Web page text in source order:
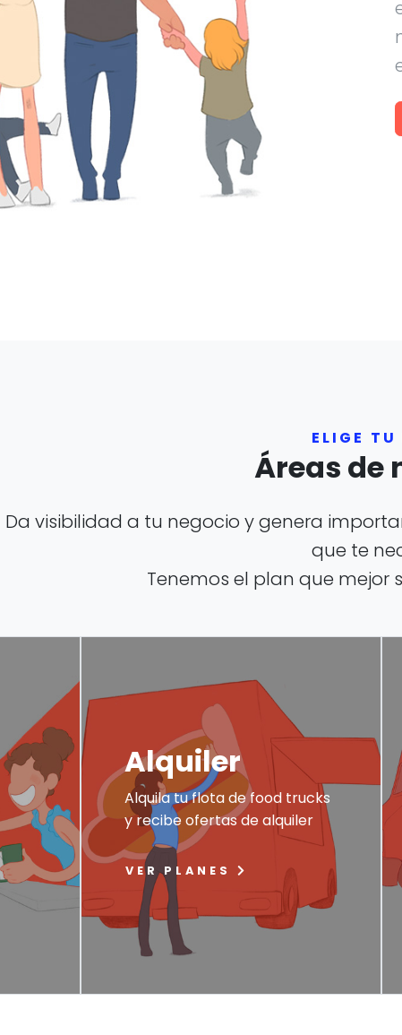
ELIGE TU
Áreas de
Da visibilidad a tu negocio y genera
que te
Tenemos el plan que mejor
Alquiler
Alquila tu flota de food trucks
y recibe ofertas de alquiler
VER PLANES